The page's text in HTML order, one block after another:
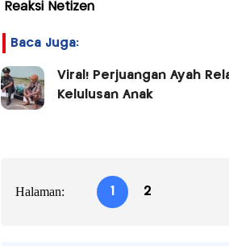
Reaksi Netizen
Baca Juga:
Viral! Perjuangan Ayah
Kelulusan Anak
Halaman: 1 2